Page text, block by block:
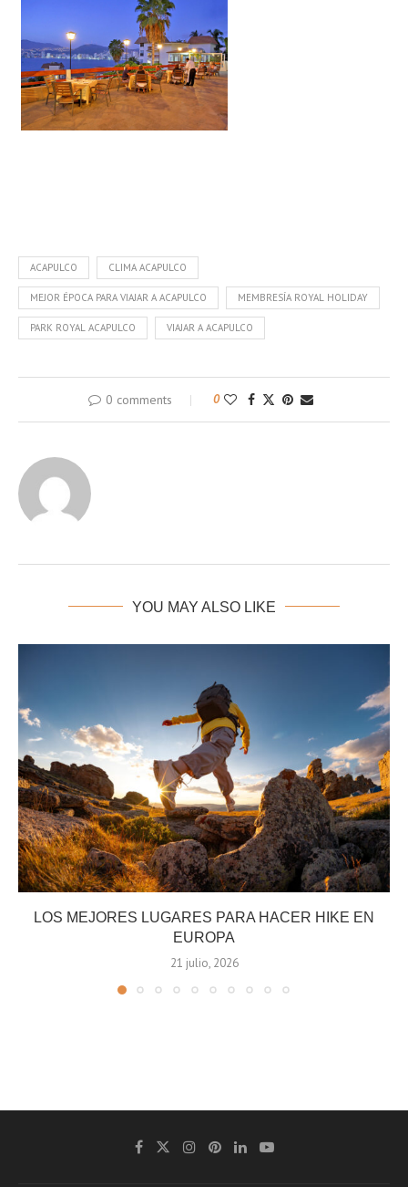
ACAPULCO CLIMA ACAPULCO
MEJOR ÉPOCA PARA VIAJAR A ACAPULCO MEMBRESÍA ROYAL HOLIDAY
PARK ROYAL ACAPULCO VIAJAR A ACAPULCO
0 comments 0
YOU MAY ALSO LIKE
LOS MEJORES LUGARES PARA HACER HIKE EN
EUROPA
21 julio, 2026